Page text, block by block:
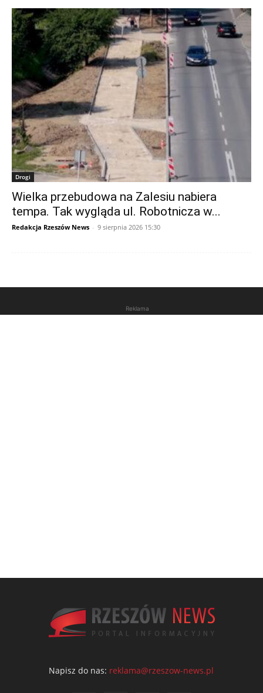
Drogi
Wielka przebudowa na Zalesiu nabiera
tempa. Tak wygląda ul. Robotnicza w...
Redakcja Rzeszów News - 9 sierpnia 2026 15:30
Reklama
Napisz do nas: reklama@rzeszow-news.pl